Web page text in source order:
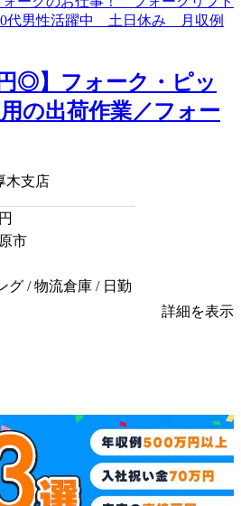
◎】フォーク・ピッ
の出荷作業／フォー
木支店
円
市
グ / 物流倉庫 / 日勤
詳細を表示